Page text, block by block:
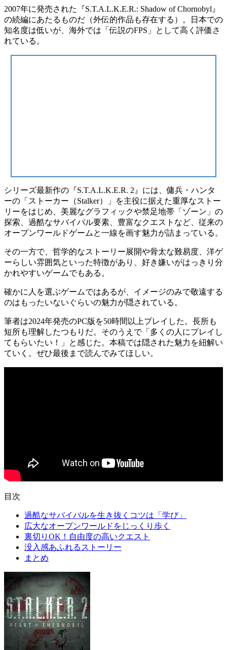
2007年に発売された『S.T.A.L.K.E.R.: Shadow of Chornobyl』
の続編にあたるものだ（外伝的作品も存在する）。日本での
知名度は低いが、 海外では「伝説のFPS」
として高く評価さ
れている。
シリーズ最新作の『S.T.A.L.K.E.R. 2』には、傭兵・ハンタ
ーの「ストーカー（Stalker）」を主役に据えた重厚なストー
リーをはじめ、美麗なグラフィックや禁足地帯「ゾーン」の
探索、過酷なサバイバル要素、豊富なクエストなど、従来の
オープンワールドゲームと一線を画す魅力が詰まっている。
その一方で、哲学的なストーリー展開や骨太な難易度、洋ゲ
ーらしい雰囲気といった特徴があり、 好き嫌いがはっきり分
かれやすいゲームでもある。
確かに人を選ぶゲームではあるが、イメージのみで敬遠する
のはもったいないぐらいの魅力が隠されている。
筆者は2024年発売のPC版を50時間以上プレイした。長所も
短所も理解したつもりだ。そのうえで「多くの人にプレイし
てもらいたい！」
と感じた。本稿では隠された魅力を紐解い
ていく。ぜひ最後まで読んでみてほしい。
目次
過酷なサバイバルを生き抜くコツは「学び」
広大なオープンワールドをじっくり歩く
裏切りOK！自由度の高いクエスト
没入感あふれるストーリー
まとめ